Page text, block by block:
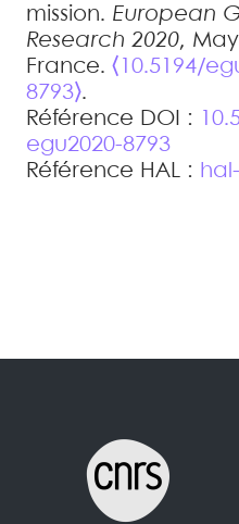
mission. European
Research 2020,
France. ⟨10.5194/
8793⟩.
Référence DOI :
egu2020-8793
Référence HAL :